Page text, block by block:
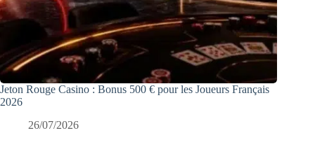
Jeton Rouge Casino : Bonus 500 € pour les Joueurs Français
2026
26/07/2026